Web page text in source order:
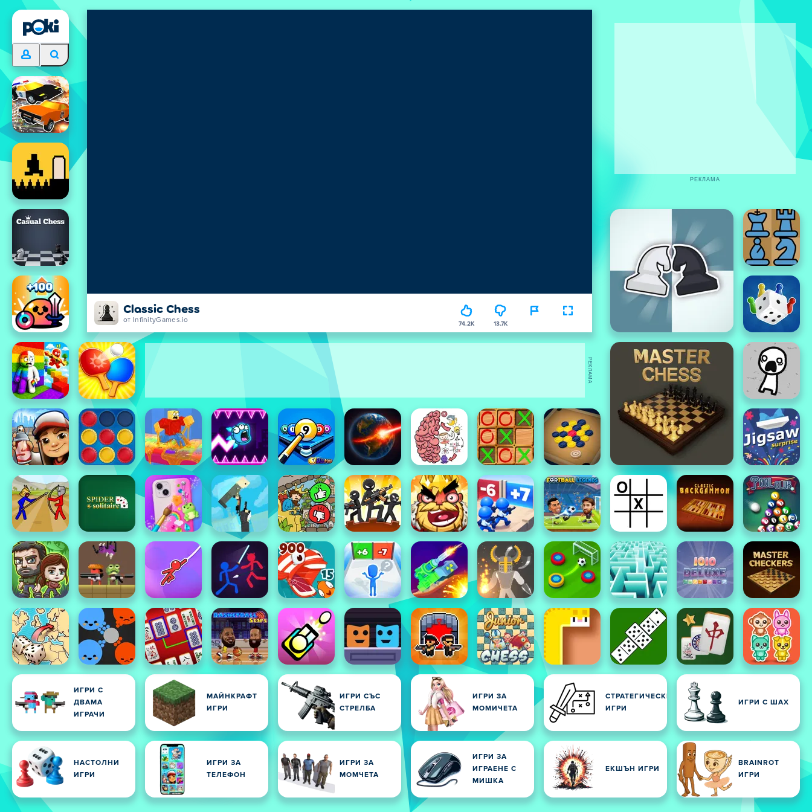
Classic Chess
от InfinityGames.io 74.2K 13.7K
ИГРИ С
ДВАМА
ИГРАЧИ
МАЙНКРАФТ
ИГРИ
ИГРИ СЪС
СТРЕЛБА
ИГРИ ЗА
МОМИЧЕТА
СТРАТЕГИЧЕСКИ
ИГРИ
ИГРИ С ШАХ
НАСТОЛНИ
ИГРИ
ИГРИ ЗА
ТЕЛЕФОН
ИГРИ ЗА
МОМЧЕТА
ИГРИ ЗА
ИГРАЕНЕ С
МИШКА
ЕКШЪН ИГРИ
BRAINROT
ИГРИ
РЕКЛАМА
РЕКЛАМА